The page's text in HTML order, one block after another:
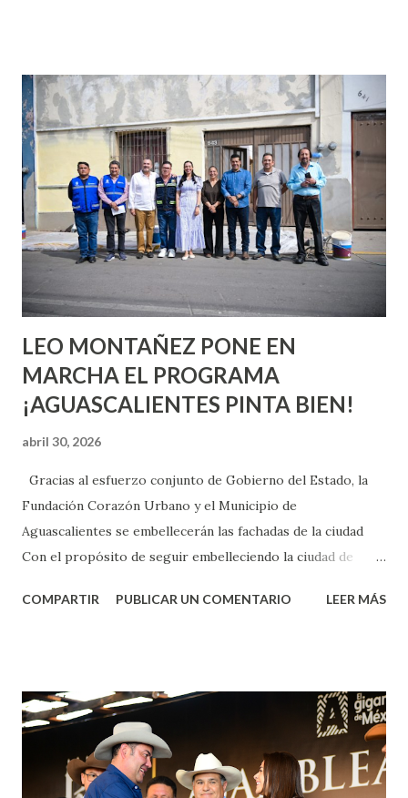
conoces ni la mitad de lo que deberías saber. Pero incluso
quienes ya han tenido relaciones sexuales no son expertos
o expertas en el tema. Siempre hay algo nuevo que
aprender y nuevas experiencias que conocer. Si eres una
chica y aún no has tenido relaciones sexuales, tal vez
pienses que el sexo será increíble y no puedas esperar para
experimentarlo, pero como cualquier persona con
experiencia te dirá, siempre es mejor cuando ambas partes
son suficientemen...
LEO MONTAÑEZ PONE EN
MARCHA EL PROGRAMA
¡AGUASCALIENTES PINTA BIEN!
abril 30, 2026
Gracias al esfuerzo conjunto de Gobierno del Estado, la
Fundación Corazón Urbano y el Municipio de
Aguascalientes se embellecerán las fachadas de la ciudad
Con el propósito de seguir embelleciendo la ciudad de
municipal, Leo Montañez dio inicio al programa
Corazón Urbano y el Municipio capital. Leo Montañez
informó que en este programa se usarán cerca de 90 mil
metros cuadrados de pintura, para dar inicio en la calle
Nieto, entre Jesús F. Elizondo y la calle 22 de Octubre, con
COMPARTIR PUBLICAR UN COMENTARIO LEER MÁS